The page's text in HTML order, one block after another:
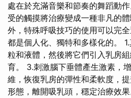
處在於充滿音樂和節奏的舞蹈動
受的觸摸將治療變成一種非凡的
外，特殊呼吸技巧的使用可以完
都是個人化、獨特和多樣化的。
粒和液體，然後將它們引入乳房
育。 3.刺激腦下垂體產生激素，
維，恢復乳房的彈性和柔軟度，
形態，離開吸乳頭，穩定治療效